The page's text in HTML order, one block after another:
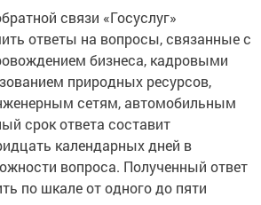
связи «Госуслуг»
ответы на вопросы, связанные с
бизнеса, кадровыми
природных ресурсов,
сетям, автомобильным
срок ответа составит
календарных дней в
вопроса. Полученный ответ
по шкале от одного до пяти